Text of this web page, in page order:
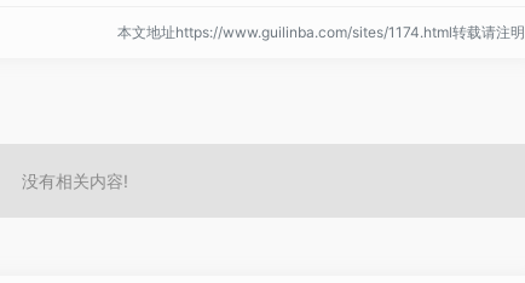
本文地址https://www.guilinba.com/sites/1174.html转载请注明
没有相关内容!